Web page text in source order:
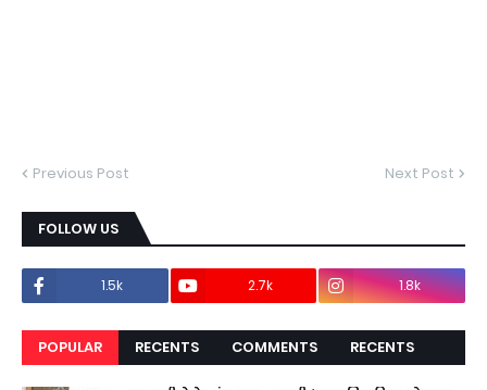
Previous Post Next Post
FOLLOW US
1.5k 2.7k 1.8k
POPULAR RECENTS COMMENTS RECENTS